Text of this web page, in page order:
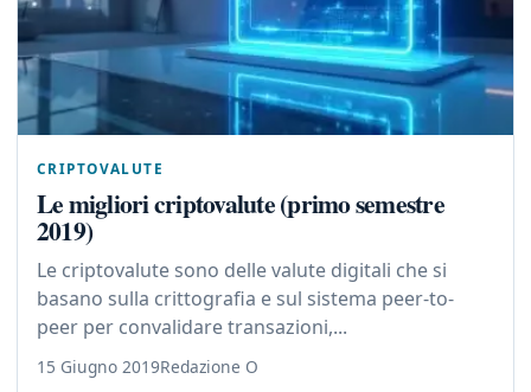
CRIPTOVALUTE
Le migliori criptovalute (primo semestre
2019)
Le criptovalute sono delle valute digitali che si
basano sulla crittografia e sul sistema peer-to-
peer per convalidare transazioni,...
15 Giugno 2019Redazione O